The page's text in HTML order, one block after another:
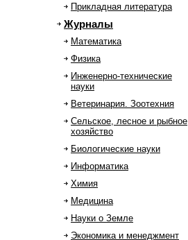
Прикладная литература
Журналы
Математика
Физика
Инженерно-технические
науки
Ветеринария. Зоотехния
Сельское, лесное и рыбное
хозяйство
Биологические науки
Информатика
Химия
Медицина
Науки о Земле
Экономика и менеджмент